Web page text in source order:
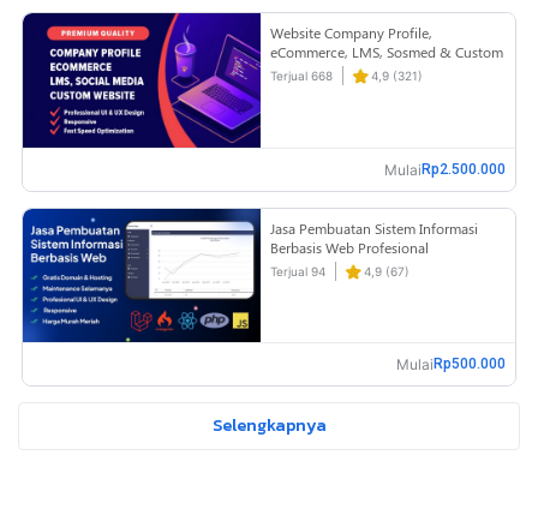
Website Company Profile,
eCommerce, LMS, Sosmed & Custom
Website dengan Professional Web
Terjual 668 4,9 (321)
MulaiRp2.500.000
Jasa Pembuatan Sistem Informasi
Berbasis Web Profesional
Terjual 94 4,9 (67)
Mulai Rp500.000
Selengkapnya